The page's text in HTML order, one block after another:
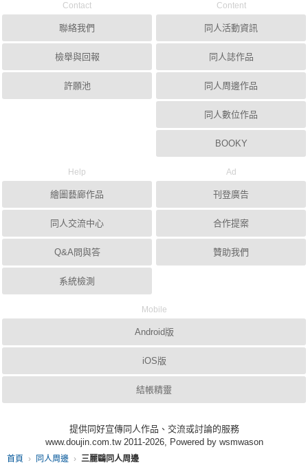
首頁 同人周邊 三麗鷗同人周邊
Contact
聯絡我們
檢舉與回報
許願池
Content
同人活動資訊
同人誌作品
同人周邊作品
同人數位作品
BOOKY
Help
繪圖藝廊作品
同人交流中心
Q&A問與答
系統檢測
Ad
刊登廣告
合作提案
贊助我們
Mobile
Android版
iOS版
結帳精靈
提供同好宣傳同人作品、交流或討論的服務
www.doujin.com.tw 2011-2026, Powered by wsmwason